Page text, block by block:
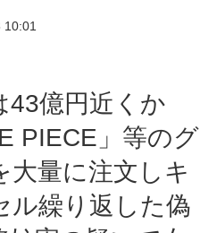
10:01
43億円近くか
PIECE」等のグ
大量に注文しキ
ル繰り返した偽